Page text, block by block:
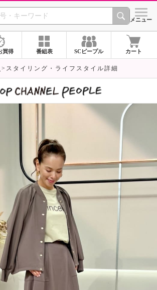
SHOP CHANNEL シメニュー
買得 番組表 SCピープル カート
スタイリング・ライフスタイル詳細